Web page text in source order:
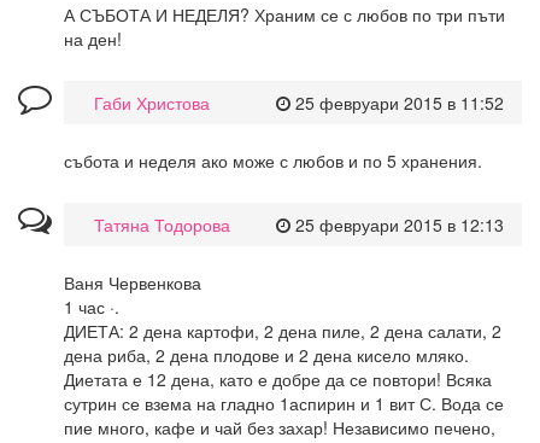
А СЪБОТА И НЕДЕЛЯ? Храним се с любов по три пъти
на ден!
25 февруари 2015 в 11:52
Габи Христова
събота и неделя ако може с любов и по 5 хранения.
25 февруари 2015 в 12:13
Татяна Тодорова
Ваня Червенкова
1 час ·.
ДИЕТА: 2 дена картофи, 2 дена пиле, 2 дена салати, 2
дена риба, 2 дена плодове и 2 дена кисело мляко.
Диетата е 12 дена, като е добре да се повтори! Всяка
сутрин се взема на гладно 1аспирин и 1 вит С. Вода се
пие много, кафе и чай без захар! Независимо печено,